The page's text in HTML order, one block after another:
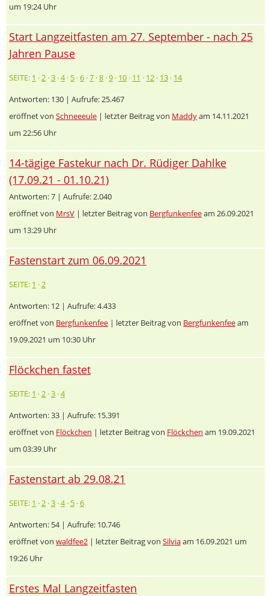
um 19:24 Uhr
Start Langzeitfasten am 27. September - nach 25
Jahren Pause
SEITE: 1 ·2 ·3 ·4· 5 ·6 ·7 ·8 ·9 · 10 · 11 · 12 · 13 · 14
Antworten: 130 | Aufrufe: 25.467
eröffnet von Schneeeule | letzter Beitrag von Maddyam 14.11.2021
um 22:56 Uhr
14-tägige Fastekur nach Dr. Rüdiger Dahlke
(17.09.21 - 01.10.21)
Antworten: 7 | Aufrufe: 2.040
eröffnet von MrsV | letzter Beitrag von Bergfunkenfeeam 26.09.2021
um 13:29 Uhr
Fastenstart zum 06.09.2021
SEITE: 1 ·2
Antworten: 12 | Aufrufe: 4.433
eröffnet von Bergfunkenfee | letzter Beitrag von Bergfunkenfeeam
19.09.2021 um 10:30 Uhr
Flöckchen fastet
SEITE: 1 ·2 ·3 ·4
Antworten: 33 | Aufrufe: 15.391
eröffnet von Flöckchen | letzter Beitrag von Flöckchen am 19.09.2021
um 03:39 Uhr
Fastenstart ab 29.08.21
SEITE: 1 ·2 ·3 ·4· 5 ·6
Antworten: 54 | Aufrufe: 10.746
eröffnet von waldfee2 | letzter Beitrag von Silviaam 16.09.2021 um
19:26 Uhr
Erstes Mal Langzeitfasten